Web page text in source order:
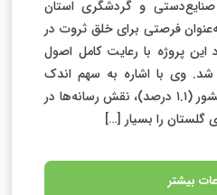
و گردشگری استان
فرصتی برای خلق ثروت در
این پروژه با رعایت کامل اصول
وی با اشاره به سهم اندک
استان از اقتصاد گردشگری کشور (۱.۱ درصد)، نقش رسانه‌ها در
را بسیار […]
بیشتر